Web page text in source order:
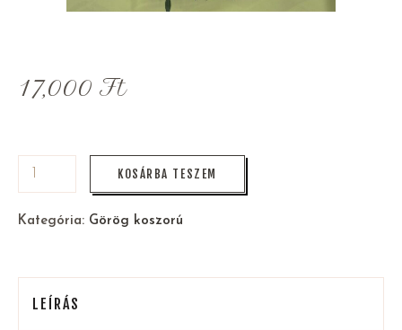
17,000 Ft
KOSÁRBA TESZEM
Kategória: Görög koszorú
LEÍRÁS